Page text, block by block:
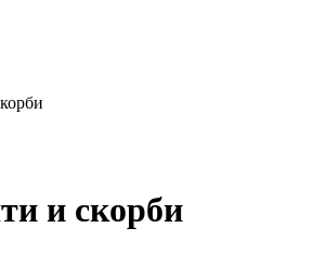
и скорби